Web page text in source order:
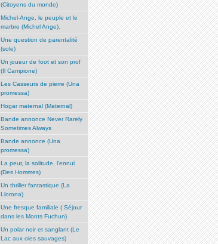
(Citoyens du monde)
Michel-Ange, le peuple et le
marbre (Michel Ange).
Une question de parentalité
(sole)
Un joueur de foot et son prof
(Il Campione)
Les Casseurs de pierre (Una
promessa)
Hogar maternal (Maternal)
Bande annonce Never Rarely
Sometimes Always
Bande annonce (Una
promessa)
La peur, la solitude, l’ennui
(Des Hommes)
Un thriller fantastique (La
Llorona)
Une fresque familiale ( Séjour
dans les Monts Fuchun)
Un polar noir et sanglant (Le
Lac aux oies sauvages)